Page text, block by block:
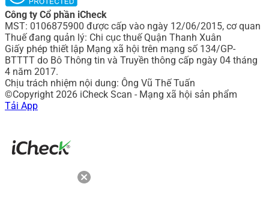
Công ty Cổ phần iCheck
MST: 0106875900 được cấp vào ngày 12/06/2015, cơ quan
Thuế đang quản lý: Chi cục thuế Quận Thanh Xuân
Giấy phép thiết lập Mạng xã hội trên mạng số 134/GP-
BTTTT do Bô Thông tin và Truyền thông cấp ngày 04 tháng
4 năm 2017.
Chịu trách nhiệm nội dung: Ông Vũ Thế Tuấn
©Copyright 2026 iCheck Scan - Mạng xã hội sản phẩm
Tải App